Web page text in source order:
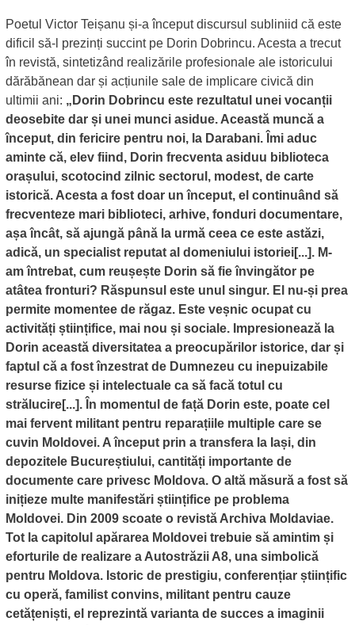
Poetul Victor Teișanu și-a început discursul subliniid că este
dificil să-l prezinți succint pe Dorin Dobrincu. Acesta a trecut
în revistă, sintetizând realizările profesionale ale istoricului
dărăbănean dar și acțiunile sale de implicare civică din
ultimii ani: „Dorin Dobrincu este rezultatul unei vocanții
deosebite dar și unei munci asidue. Această muncă a
început, din fericire pentru noi, la Darabani. Îmi aduc
aminte că, elev fiind, Dorin frecventa asiduu biblioteca
orașului, scotocind zilnic sectorul, modest, de carte
istorică. Acesta a fost doar un început, el continuând să
frecventeze mari biblioteci, arhive, fonduri documentare,
așa încât, să ajungă până la urmă ceea ce este astăzi,
adică, un specialist reputat al domeniului istoriei[...]. M-
am întrebat, cum reușește Dorin să fie învingător pe
atâtea fronturi? Răspunsul este unul singur. El nu-și prea
permite momentee de răgaz. Este veșnic ocupat cu
activități științifice, mai nou și sociale. Impresionează la
Dorin această diversitatea a preocupărilor istorice, dar și
faptul că a fost înzestrat de Dumnezeu cu inepuizabile
resurse fizice și intelectuale ca să facă totul cu
strălucire[...]. În momentul de față Dorin este, poate cel
mai fervent militant pentru reparațiile multiple care se
cuvin Moldovei. A început prin a transfera la Iași, din
depozitele Bucureștiului, cantități importante de
documente care privesc Moldova. O altă măsură a fost să
inițieze multe manifestări științifice pe problema
Moldovei. Din 2009 scoate o revistă Archiva Moldaviae.
Tot la capitolul apărarea Moldovei trebuie să amintim și
eforturile de realizare a Autostrăzii A8, una simbolică
pentru Moldova. Istoric de prestigiu, conferențiar științific
cu operă, familist convins, militant pentru cauze
cetățeniști, el reprezintă varianta de succes a imaginii